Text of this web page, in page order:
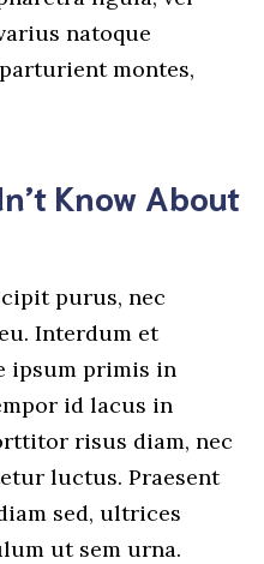
natoque
montes,
Know About
purus, nec
Interdum et
ipsum primis in
id lacus in
risus diam, nec
luctus. Praesent
sed, ultrices
ut sem urna.